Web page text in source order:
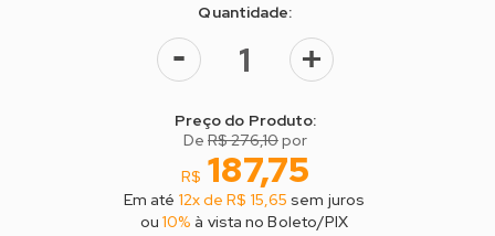
Quantidade:
- +
Preço do Produto:
De R$ 276,10por
R$ 187,75
Em até 12x de R$ 15,65 sem juros
ou 10% à vista no Boleto/PIX